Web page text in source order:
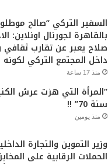
السفير التركي “صالح
بالقاهرة لجورنال اونلاين:
صلاح يعبر عن تقارب
داخل المجتمع التركي
منذ 17 ساعة
“المرأة التي هزت عرش
سنة 70” !!
منذ يومين
وزير التموين والتجارة
الحملات الرقابية على